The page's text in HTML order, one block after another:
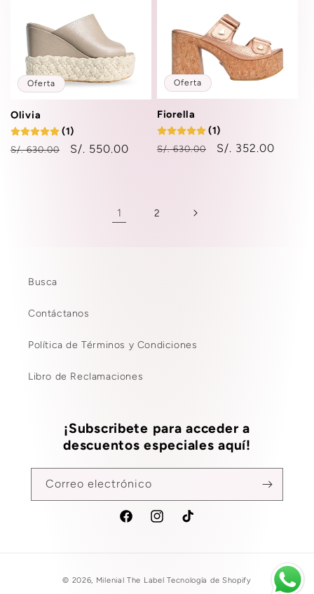
Oferta
Olivia
(1)
Precio
S/. 630.00
Precio
S/. 550.00
Oferta
Fiorella
(1)
Precio
S/. 630.00
Precio
S/. 352.00
1 2
Busca
Contáctanos
Política de Términos y Condiciones
Libro de Reclamaciones
¡Subscribete para acceder a
descuentos especiales aquí!
Correo electrónico
FacebookInstagramTikTok
© 2026, Milenial The Label Tecnología de Shopify